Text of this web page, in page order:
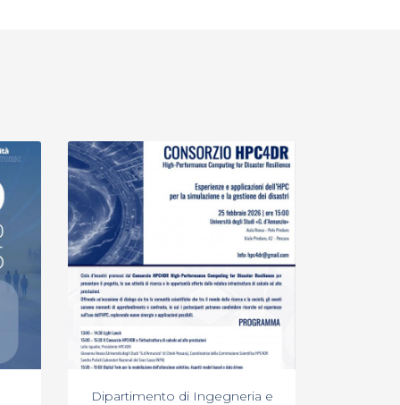
Dipartimento di Ingegneria e